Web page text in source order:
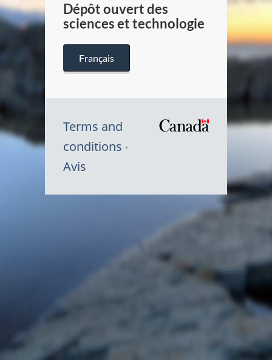
Dépôt ouvert des
sciences et technologie
Français
Terms and
conditions
Avis
du